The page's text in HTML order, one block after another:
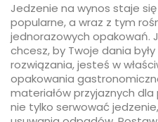
Jedzenie na wynos staje
popularne, a wraz z tym
jednorazowych opakowań.
chcesz, by Twoje dania
rozwiązania, jesteś w
opakowania
materiałów przyjaznych dla
nie tylko serwować